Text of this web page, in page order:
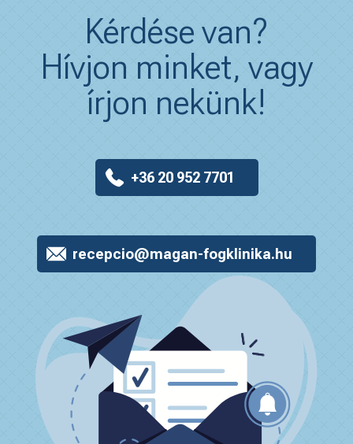
Kérdése van?
Hívjon minket, vagy
írjon nekünk!
+36 20 952 7701
recepcio@magan-fogklinika.hu